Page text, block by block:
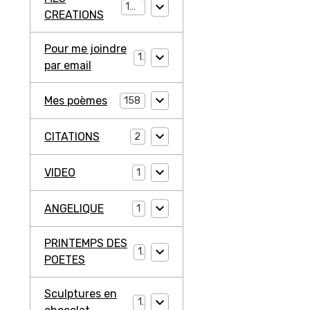
CREATIONS
194
Pour me joindre
par email
1
Mes poèmes 158
CITATIONS 2
VIDEO 1
ANGELIQUE 1
PRINTEMPS DES
POETES
1
Sculptures en
1